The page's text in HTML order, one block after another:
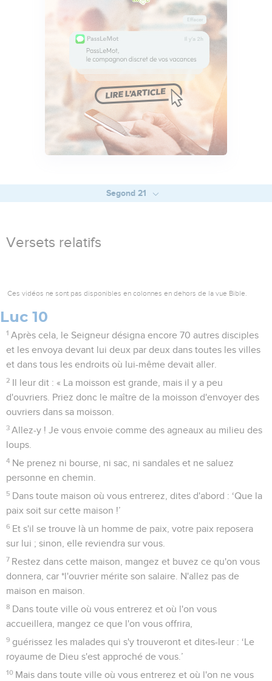
Segond 21
Versets relatifs
Ces vidéos ne sont pas disponibles en colonnes en dehors de la vue Bible.
Luc 10
1 Après cela, le Seigneur désigna encore 70 autres disciples
et les envoya devant lui deux par deux dans toutes les villes
et dans tous les endroits où lui-même devait aller.
2
Il leur dit : « La moisson est grande, mais il y a peu
d'ouvriers. Priez donc le maître de la moisson d'envoyer des
ouvriers dans sa moisson.
3 Allez-y ! Je vous envoie comme des agneaux au milieu des
loups.
4 Ne prenez ni bourse, ni sac, ni sandales et ne saluez
personne en chemin.
5 Dans toute maison où vous entrerez, dites d'abord : ‘Que la
paix soit sur cette maison !’
6 Et s'il se trouve là un homme de paix, votre paix reposera
sur lui ; sinon, elle reviendra sur vous.
7 Restez dans cette maison, mangez et buvez ce qu'on vous
donnera, car *l'ouvrier mérite son salaire. N'allez pas de
maison en maison.
8 Dans toute ville où vous entrerez et où l'on vous
accueillera, mangez ce que l'on vous offrira,
9 guérissez les malades qui s'y trouveront et dites-leur : ‘Le
royaume de Dieu s'est approché de vous.’
10 Mais dans toute ville où vous entrerez et où l'on ne vous